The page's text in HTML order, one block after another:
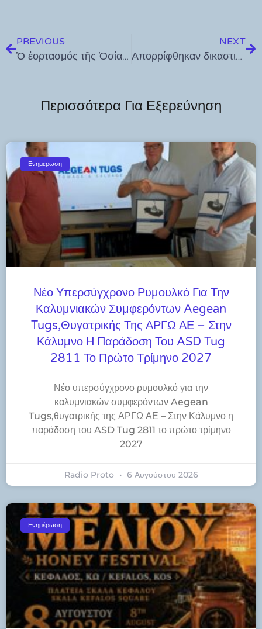
PREVIOUS
Ὁ ἑορτασμός τῆς Ὁσίας Μελοῦς στή Βουρρίνα τῆς Κῶ τό Σάββατο 5 Ἰουλίου
NEXT
Απορρίφθηκαν δικαστικά τα αιτήματα της ΔΕΥΑΡ – Επιλογή της ΔΕΥΑ Ρόδου η δικαστική σύγκρουση
Περισσότερα Για Εξερεύνηση
Ενημέρωση
Νέο Υπερσύγχρονο Ρυμουλκό Για Την
Καλυμνιακών Συμφερόντων Aegean
Tugs,θυγατρικής Της ΑΡΓΩ ΑΕ – Στην
Κάλυμνο Η Παράδοση Του ASD Tug
2811 Το Πρώτο Τρίμηνο 2027
Νέο υπερσύγχρονο ρυμουλκό για την
καλυμνιακών συμφερόντων Aegean
Tugs,θυγατρικής της ΑΡΓΩ ΑΕ – Στην Κάλυμνο η
παράδοση του ASD Tug 2811 το πρώτο τρίμηνο
2027
Radio Proto 6 Αυγούστου 2026
Ενημέρωση